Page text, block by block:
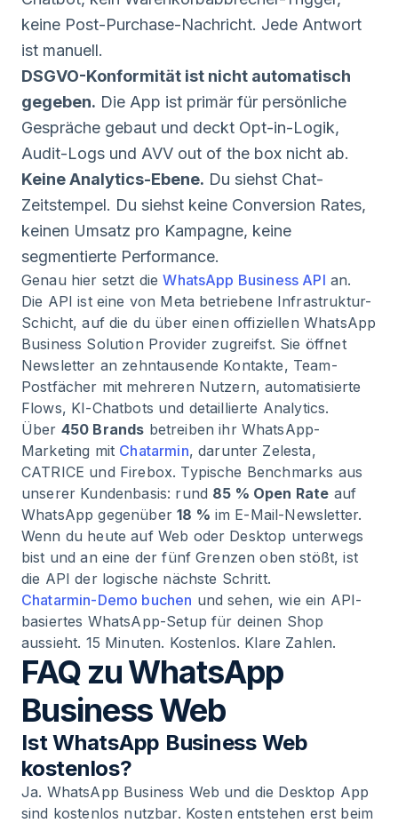
keine Post-Purchase-Nachricht. Jede Antwort
ist manuell.
DSGVO-Konformität ist nicht automatisch
gegeben. Die App ist primär für persönliche
Gespräche gebaut und deckt Opt-in-Logik,
Audit-Logs und AVV out of the box nicht ab.
Keine Analytics-Ebene. Du siehst Chat-
Zeitstempel. Du siehst keine Conversion Rates,
keinen Umsatz pro Kampagne, keine
segmentierte Performance.
Genau hier setzt dieWhatsApp Business API an.
Die API ist eine von Meta betriebene Infrastruktur-
Schicht, auf die du über einen offiziellen WhatsApp
Business Solution Provider zugreifst. Sie öffnet
Newsletter an zehntausende Kontakte, Team-
Postfächer mit mehreren Nutzern, automatisierte
Flows, KI-Chatbots und detaillierte Analytics.
Über 450 Brands betreiben ihr WhatsApp-
Marketing mit Chatarmin, darunter Zelesta,
CATRICE und Firebox. Typische Benchmarks aus
unserer Kundenbasis: rund 85 % Open Rate auf
WhatsApp gegenüber18 % im E-Mail-Newsletter.
Wenn du heute auf Web oder Desktop unterwegs
bist und an eine der fünf Grenzen oben stößt, ist
die API der logische nächste Schritt.
Chatarmin-Demo buchen und sehen, wie ein API-
basiertes WhatsApp-Setup für deinen Shop
aussieht. 15 Minuten. Kostenlos. Klare Zahlen.
FAQ zu WhatsApp
Business Web
Ist WhatsApp Business Web
kostenlos?
Ja. WhatsApp Business Web und die Desktop App
sind kostenlos nutzbar. Kosten entstehen erst beim